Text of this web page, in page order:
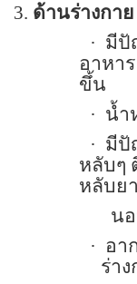
3. ด้านร่างกาย
· มีปั
อาหา
ขึ้น
· น้ำ
· มีปั
หลับๆ
หลับย
น
· อา
ร่า